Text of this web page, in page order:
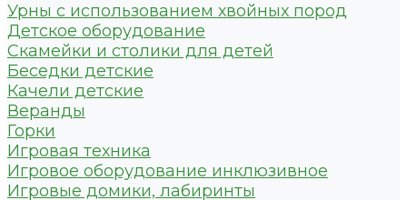
Урны с использованием хвойных пород
Детское оборудование
Скамейки и столики для детей
Беседки детские
Качели детские
Веранды
Горки
Игровая техника
Игровое оборудование инклюзивное
Игровые домики, лабиринты